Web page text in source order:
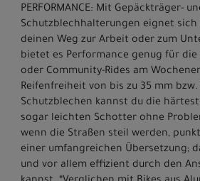
PERFORMANCE: Mit Gepäckträger-
Schutzblechhalterungen eignet
deinen Weg zur Arbeit oder zum
bietet es Performance genug für die
oder Community-Rides am
Reifenfreiheit von bis zu 35 mm
Schutzblechen kannst du die
sogar leichten Schotter ohne
wenn die Straßen steil werden,
einer umfangreichen Übersetzung;
und vor allem effizient durch den